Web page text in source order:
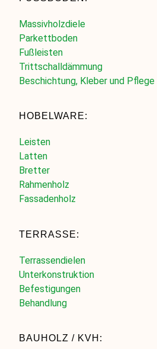
Massivholzdiele
Parkettboden
Fußleisten
Trittschalldämmung
Beschichtung, Kleber und Pflege
HOBELWARE:
Leisten
Latten
Bretter
Rahmenholz
Fassadenholz
TERRASSE:
Terrassendielen
Unterkonstruktion
Befestigungen
Behandlung
BAUHOLZ / KVH: